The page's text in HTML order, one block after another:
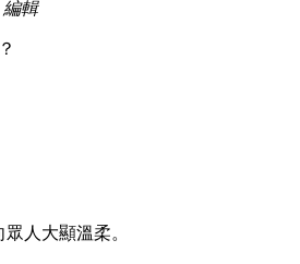
編輯
人大顯溫柔。